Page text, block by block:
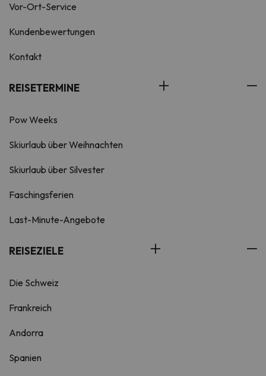
Vor-Ort-Service
Kundenbewertungen
Kontakt
REISETERMINE
Pow Weeks
Skiurlaub über Weihnachten
Skiurlaub über Silvester
Faschingsferien
Last-Minute-Angebote
REISEZIELE
Die Schweiz
Frankreich
Andorra
Spanien